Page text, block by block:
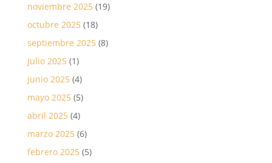
noviembre 2025(19)
octubre 2025(18)
septiembre 2025(8)
julio 2025(1)
junio 2025(4)
mayo 2025(5)
abril 2025(4)
marzo 2025(6)
febrero 2025(5)